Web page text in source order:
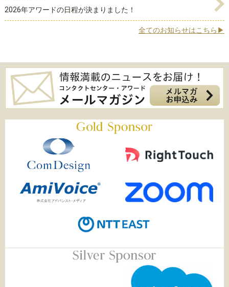
2026年アワードの日程が決まりました！
全てのお知らせはこちら▶